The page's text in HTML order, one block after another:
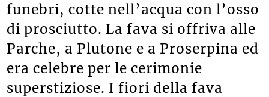
funebri, cotte nell’acqua con l’osso
di prosciutto. La fava si offriva alle
Parche, a Plutone e a Proserpina ed
era celebre per le cerimonie
superstiziose. I fiori della fava